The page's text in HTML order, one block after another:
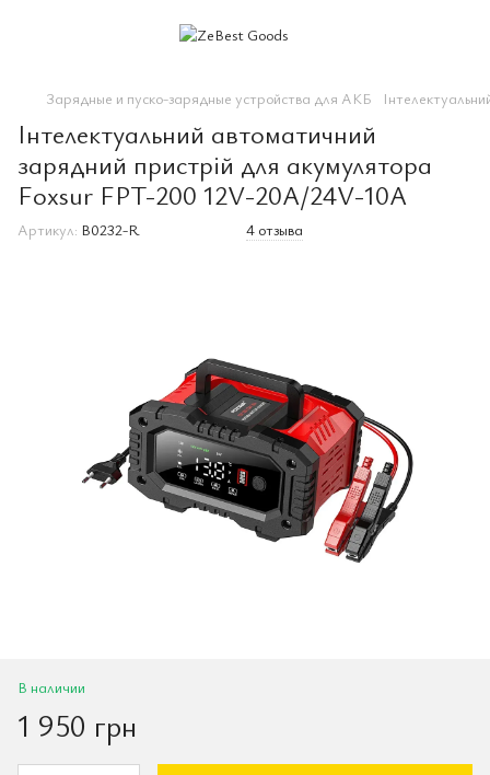
Зарядные и пуско-зарядные устройства для АКБ
Інтелектуальний автоматичний
зарядний пристрій для акумулятора
Foxsur FPT-200 12V-20A/24V-10A
Артикул: B0232-R 4 отзыва
В наличии
1 950 грн